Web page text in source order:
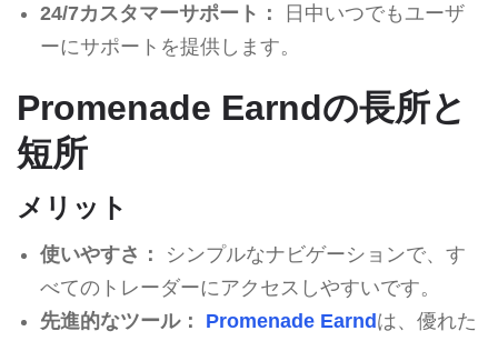
24/7カスタマーサポート：
日中いつでもユーザ
ーにサポートを提供します。
Promenade Earndの長所と
短所
メリット
使いやすさ：
シンプルなナビゲーションで、す
べてのトレーダーにアクセスしやすいです。
先進的なツール：
Promenade Earndは、優れた